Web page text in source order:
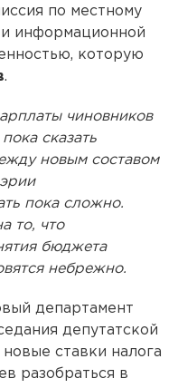
по местному
информационной
которую
.
чиновников
сказать
новым составом
пока сложно.
то, что
бюджета
небрежно.
департамент
депутатской
ставки налога
разобраться в